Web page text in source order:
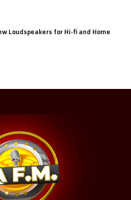
Loudspeakers for Hi-fi and Home